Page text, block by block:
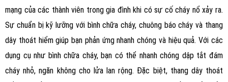
mạng của các thành viên trong gia đình khi có sự cố cháy nổ xảy ra.
Sự chuẩn bị kỹ lưỡng với bình chữa cháy, chuông báo cháy và thang
dây thoát hiểm giúp bạn phản ứng nhanh chóng và hiệu quả. Với các
dụng cụ như bình chữa cháy, bạn có thể nhanh chóng dập tắt đám
cháy nhỏ, ngăn không cho lửa lan rộng. Đặc biệt, thang dây thoát